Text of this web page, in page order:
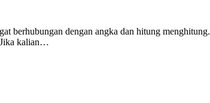
berhubungan dengan angka dan hitung menghitung.
Jika kalian…